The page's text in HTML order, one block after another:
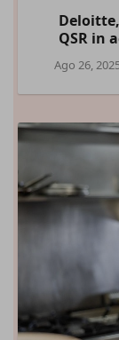
QSR in
Ago 26,